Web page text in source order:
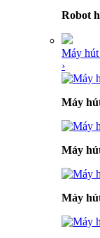
Robot
Máy
›
Máy
Máy
Máy